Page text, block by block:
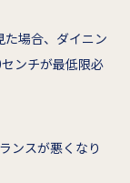
場合、ダイニン
ンチが最低限必
ンスが悪くなり